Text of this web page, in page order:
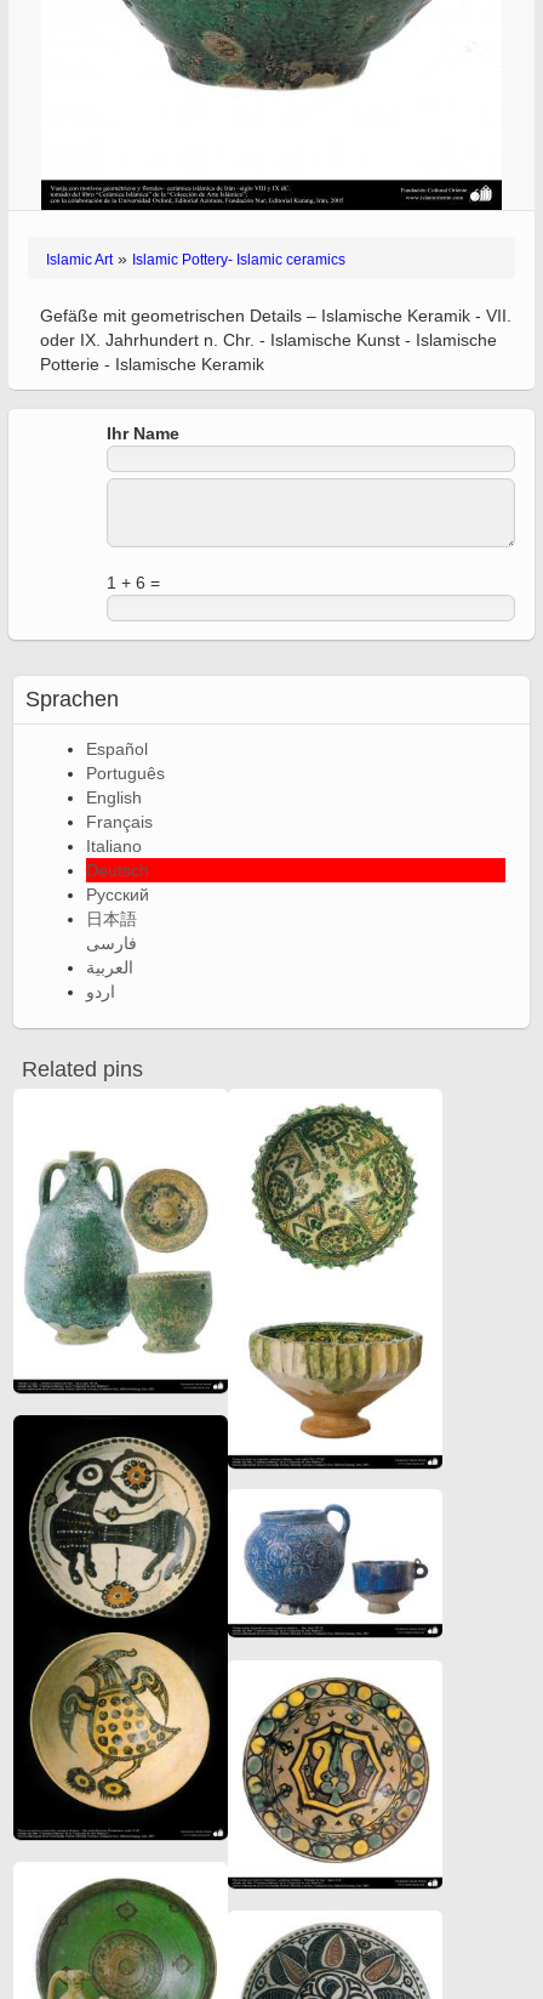
Islamic Art» Islamic Pottery- Islamic ceramics
Gefäße mit geometrischen Details – Islamische Keramik - VII.
oder IX. Jahrhundert n. Chr. - Islamische Kunst - Islamische
Potterie - Islamische Keramik
Ihr Name
1 + 6 =
Sprachen
Español
Português
English
Français
Italiano
Deutsch
Русский
日本語
فارسی
العربية
اردو
Related pins